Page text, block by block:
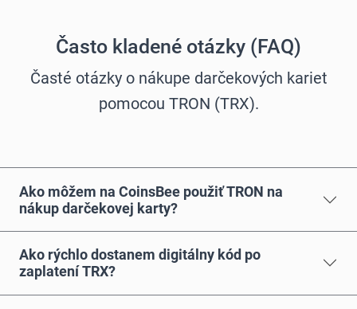
Často kladené otázky (FAQ)
Časté otázky o nákupe darčekových kariet
pomocou TRON (TRX).
Ako môžem na CoinsBee použiť TRON na
nákup darčekovej karty?
Ako rýchlo dostanem digitálny kód po
zaplatení TRX?